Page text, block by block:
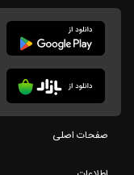
صفحات اصلی